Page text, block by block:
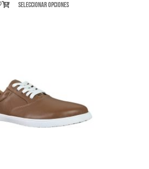
Seleccionar opciones